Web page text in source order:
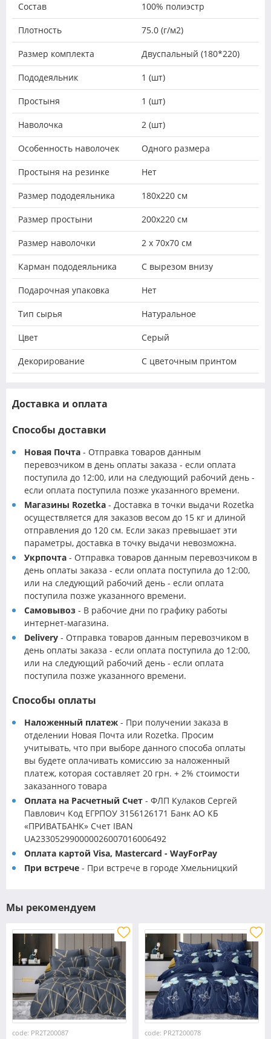
Состав 100% полиэстр
Плотность 75.0 (г/м2)
Размер комплекта Двуспальный (180*220)
Пододеяльник 1 (шт)
Простыня 1 (шт)
Наволочка 2 (шт)
Особенность наволочек Одного размера
Простыня на резинке Нет
Размер пододеяльника 180х220 см
Размер простыни 200х220 см
Размер наволочки 2 х 70х70 см
Карман пододеяльника С вырезом внизу
Подарочная упаковка Нет
Тип сырья Натуральное
Цвет Серый
Декорирование С цветочным принтом
Доставка и оплата
Способы доставки
Новая Почта - Отправка товаров данным
перевозчиком в день оплаты заказа - если оплата
поступила до 12:00, или на следующий рабочий день -
если оплата поступила позже указанного времени.
Магазины Rozetka - Доставка в точки выдачи Rozetka
осуществляется для заказов весом до 15 кг и длиной
отправления до 120 см. Если заказ превышает эти
параметры, доставка в точку выдачи невозможна.
Укрпочта - Отправка товаров данным перевозчиком в
день оплаты заказа - если оплата поступила до 12:00,
или на следующий рабочий день - если оплата
поступила позже указанного времени.
Самовывоз - В рабочие дни по графику работы
интернет-магазина.
Delivery - Отправка товаров данным перевозчиком в
день оплаты заказа - если оплата поступила до 12:00,
или на следующий рабочий день - если оплата
поступила позже указанного времени.
Способы оплаты
Наложенный платеж - При получении заказа в
отделении Новая Почта или Rozetka. Просим
учитывать, что при выборе данного способа оплаты
вы будете оплачивать комиссию за наложенный
платеж, которая составляет 20 грн. + 2% стоимости
заказанного товара
Оплата на Расчетный Счет - ФЛП Кулаков Сергей
Павлович Код ЕГРПОУ 3156126171 Банк АО КБ
«ПРИВАТБАНК» Счет IBAN
UA233052990000026007016006492
Оплата картой Visa, Mastercard - WayForPay
При встрече - При встрече в городе Хмельницкий
Мы рекомендуем
code: PR2T200087 code: PR2T200078